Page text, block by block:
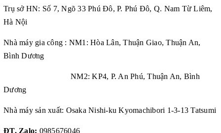
Trụ sở HN: Số 7, Ngõ 33 Phú Đô, P. Phú Đô, Q. Nam Từ Liêm,
Hà Nội
Nhà máy gia công : NM1: Hòa Lân, Thuận Giao, Thuận An,
Bình Dương
NM2: KP4, P. An Phú, Thuận An, Bình
Dương
Nhà máy sản xuất: Osaka Nishi-ku Kyomachibori 1-3-13 Tatsumi
ĐT, Zalo: 0985676046